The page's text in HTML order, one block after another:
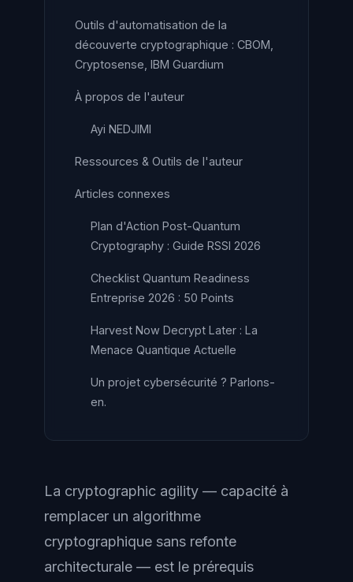
Outils d'automatisation de la
découverte cryptographique : CBOM,
Cryptosense, IBM Guardium
À propos de l'auteur
Ayi NEDJIMI
Ressources & Outils de l'auteur
Articles connexes
Plan d'Action Post-Quantum
Cryptography : Guide RSSI 2026
Checklist Quantum Readiness
Entreprise 2026 : 50 Points
Harvest Now Decrypt Later : La
Menace Quantique Actuelle
Un projet cybersécurité ? Parlons-
en.
La cryptographic agility — capacité à
remplacer un algorithme
cryptographique sans refonte
architecturale — est le prérequis